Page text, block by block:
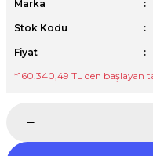
Marka
Stok Kodu
Fiyat
*160.340,49 TL den başlayan